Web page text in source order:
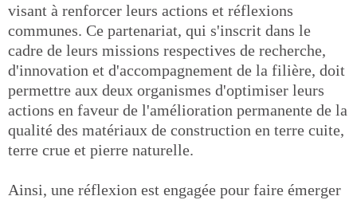
visant à renforcer leurs actions et réflexions
communes. Ce partenariat, qui s'inscrit dans le
cadre de leurs missions respectives de recherche,
d'innovation et d'accompagnement de la filière, doit
permettre aux deux organismes d'optimiser leurs
actions en faveur de l'amélioration permanente de la
qualité des matériaux de construction en terre cuite,
terre crue et pierre naturelle.
Ainsi, une réflexion est engagée pour faire émerger